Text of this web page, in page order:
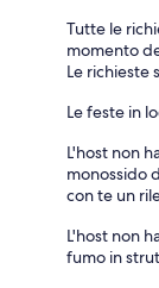
Tutte le
momento
Le richieste
Le feste in
L'host non
monossido
con te un
L'host non
fumo in